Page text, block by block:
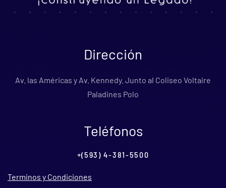
Dirección
Av. las Américas y Av. Kennedy. Junto al Coliseo Voltaire
Paladines Polo
Teléfonos
+(593) 4-381-5500
Terminos y Condiciones